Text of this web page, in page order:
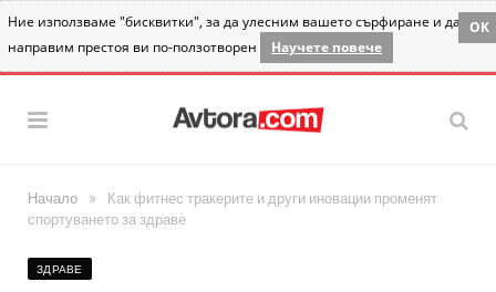
Ние използваме "бисквитки", за да улесним вашето сърфиране и да
направим престоя ви по-ползотворен
Научете повече
OK
Начало »
Как фитнес тракерите и други иновации променят
спортуването за здраве
ЗДРАВЕ